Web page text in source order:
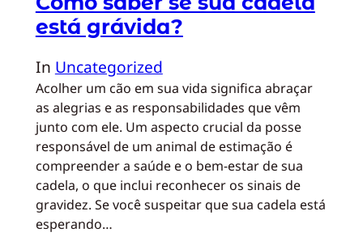
está grávida?
In Uncategorized
Acolher um cão em sua vida significa abraçar
as alegrias e as responsabilidades que vêm
junto com ele. Um aspecto crucial da posse
responsável de um animal de estimação é
compreender a saúde e o bem-estar de sua
cadela, o que inclui reconhecer os sinais de
gravidez. Se você suspeitar que sua cadela está
esperando…